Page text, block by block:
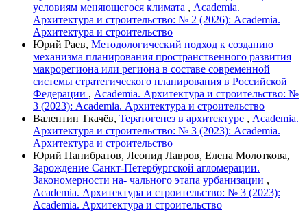
условиям меняющегося климата , Academia.
Архитектура и строительство: № 2 (2026): Academia.
Архитектура и строительство
Юрий Раев, Методологический подход к созданию
механизма планирования пространственного развития
макрорегиона или региона в составе современной
системы стратегического планирования в Российской
Федерации , Academia. Архитектура и строительство: №
3 (2023): Academia. Архитектура и строительство
Валентин Ткачёв, Тератогенез в архитектуре , Academia.
Архитектура и строительство: № 3 (2023): Academia.
Архитектура и строительство
Юрий Панибратов, Леонид Лавров, Елена Молоткова,
Зарождение Санкт-Петербургской агломерации.
Закономерности на- чального этапа урбанизации ,
Academia. Архитектура и строительство: № 3 (2023):
Academia. Архитектура и строительство